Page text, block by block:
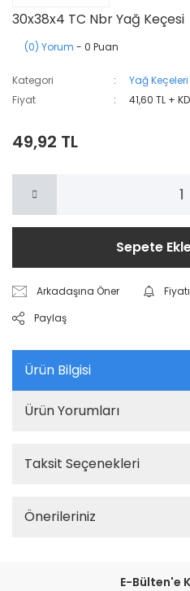
30x38x4 TC Nbr Yağ Keçesi
(0) Yorum - 0 Puan
Kategori
Yağ Keçeleri
Fiyat
41,60 TL +
49,92 TL
Sepete
Arkadaşına Öner
Paylaş
Ürün Bilgisi
Ürün Yorumları
Taksit Seçenekleri
Önerileriniz
E-Bülten'e